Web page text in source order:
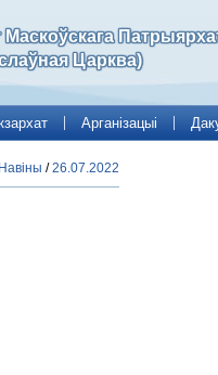
Маскоўскага
Царква)
Арганізацыі
Навіны /26.07.2022